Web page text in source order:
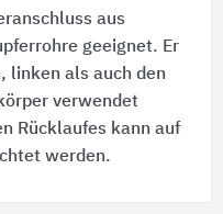
aus
geeignet. Er
linken als auch den
verwendet
Rücklaufes kann auf
werden.